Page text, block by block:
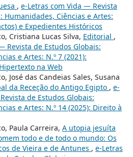
, e-Letras com Vida — Revista
Humanidades, Ciências e Artes:
e Expedientes Históricos
Cristiana Lucas Silva, Editorial ,
Revista de Estudos Globais:
e Artes: N.º 7 (2021):
na Web
José das Candeias Sales, Susana
da Receção do Antigo Egipto , e-
de Estudos Globais:
e Artes: N.º 14 (2025): Direito à
Paula Carreira, A utopia jesuíta
todo e de todo o mundo: Os
de Vieira e de Antunes , e-Letras